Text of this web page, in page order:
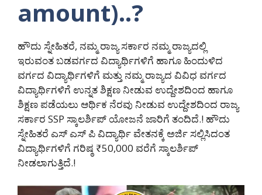
amount)..?
ಹೌದು ಸ್ನೇಹಿತರೆ, ನಮ್ಮ ರಾಜ್ಯ ಸರ್ಕಾರ ನಮ್ಮ ರಾಜ್ಯದಲ್ಲಿ
ಇರುವಂತ ಬಡವರ್ಗದ ವಿದ್ಯಾರ್ಥಿಗಳಿಗೆ ಹಾಗೂ ಹಿಂದುಳಿದ
ವರ್ಗದ ವಿದ್ಯಾರ್ಥಿಗಳಿಗೆ ಮತ್ತು ನಮ್ಮ ರಾಜ್ಯದ ವಿವಿಧ ವರ್ಗದ
ವಿದ್ಯಾರ್ಥಿಗಳಿಗೆ ಉನ್ನತ ಶಿಕ್ಷಣ ನೀಡುವ ಉದ್ದೇಶದಿಂದ ಹಾಗೂ
ಶಿಕ್ಷಣ ಪಡೆಯಲು ಆರ್ಥಿಕ ನೆರವು ನೀಡುವ ಉದ್ದೇಶದಿಂದ ರಾಜ್ಯ
ಸರ್ಕಾರ SSP ಸ್ಕಾಲರ್ಶಿಪ್ ಯೋಜನೆ ಜಾರಿಗೆ ತಂದಿದೆ.! ಹೌದು
ಸ್ನೇಹಿತರೆ ಎಸ್ ಎಸ್ ಪಿ ವಿದ್ಯಾರ್ಥಿ ವೇತನಕ್ಕೆ ಅರ್ಜಿ ಸಲ್ಲಿಸಿದಂತ
ವಿದ್ಯಾರ್ಥಿಗಳಿಗೆ ಗರಿಷ್ಠ ₹50,000 ವರೆಗೆ ಸ್ಕಾಲರ್ಶಿಪ್
ನೀಡಲಾಗುತ್ತಿದೆ.!